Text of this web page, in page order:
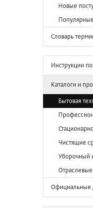
Новые
Словарь
Инструкции
Каталоги и
Бытовая
Чистящие
Уборочный
Официальные